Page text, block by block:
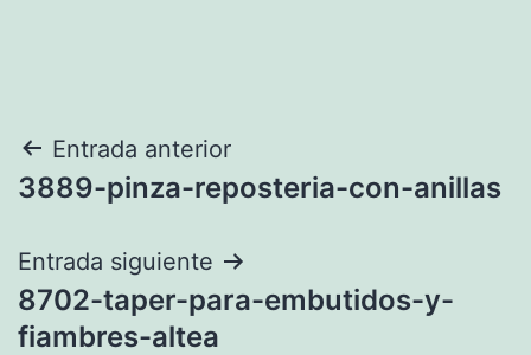
Navegación
de
entradas
Entrada anterior
3889-pinza-reposteria-con-anillas
Entrada siguiente
8702-taper-para-embutidos-y-
fiambres-altea